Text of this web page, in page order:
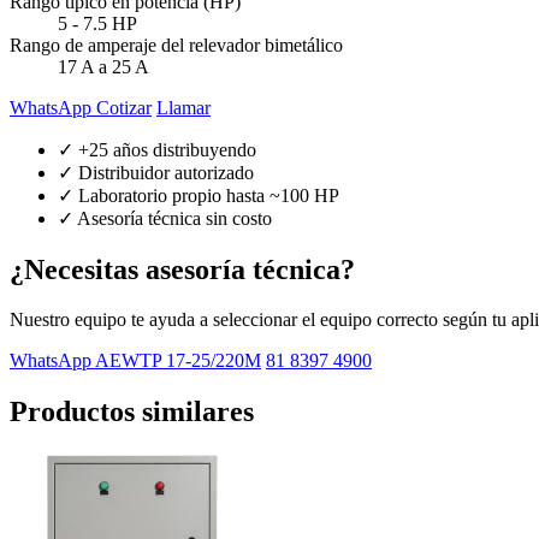
5 - 7.5 HP
Rango de amperaje del relevador bimetálico
17 A a 25 A
WhatsApp Cotizar Llamar
✓ +25 años distribuyendo
✓ Distribuidor autorizado
✓ Laboratorio propio hasta ~100 HP
✓ Asesoría técnica sin costo
¿Necesitas asesoría técnica?
Nuestro equipo te ayuda a seleccionar el equipo correcto según tu
WhatsApp AEWTP 17-25/220M 81 8397 4900
Productos similares